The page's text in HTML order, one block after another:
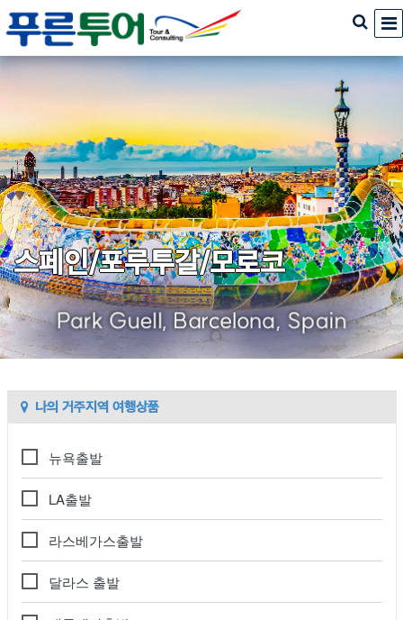
스페인/포루투갈/모로코
나의 거주지역 여행상품
뉴욕출발
LA출발
라스베가스출발
달라스 출발